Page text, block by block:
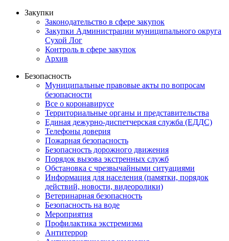
Закупки
Законодательство в сфере закупок
Закупки Администрации муниципального округа
Сухой Лог
Контроль в сфере закупок
Архив
Безопасность
Муниципальные правовые акты по вопросам
безопасности
Все о коронавирусе
Территориальные органы и представительства
Единая дежурно-диспетчерская служба (ЕДДС)
Телефоны доверия
Пожарная безопасность
Безопасность дорожного движения
Порядок вызова экстренных служб
Обстановка с чрезвычайными ситуациями
Информация для населения (памятки, порядок
действий, новости, видеоролики)
Ветеринарная безопасность
Безопасность на воде
Мероприятия
Профилактика экстремизма
Антитеррор